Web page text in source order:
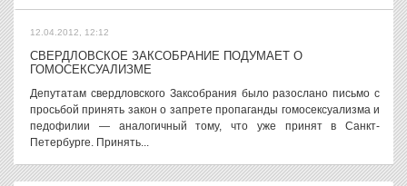
12.04.2012, 12:12
СВЕРДЛОВСКОЕ ЗАКСОБРАНИЕ ПОДУМАЕТ О
ГОМОСЕКСУАЛИЗМЕ
Депутатам свердловского Заксобрания было разослано письмо с
просьбой принять закон о запрете пропаганды гомосексуализма и
педофилии — аналогичный тому, что уже принят в Санкт-
Петербурге. Принять...